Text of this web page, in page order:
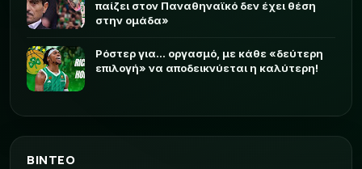
παίζει στον Παναθηναϊκό δεν έχει θέση
στην ομάδα»
Ρόστερ για... οργασμό, με κάθε «δεύτερη
επιλογή» να αποδεικνύεται η καλύτερη!
ΒΙΝΤΕΟ